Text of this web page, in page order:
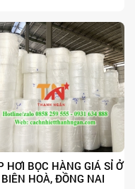
HƠI BỌC HÀNG GIÁ SỈ Ở
BIÊN HOÀ, ĐỒNG NAI